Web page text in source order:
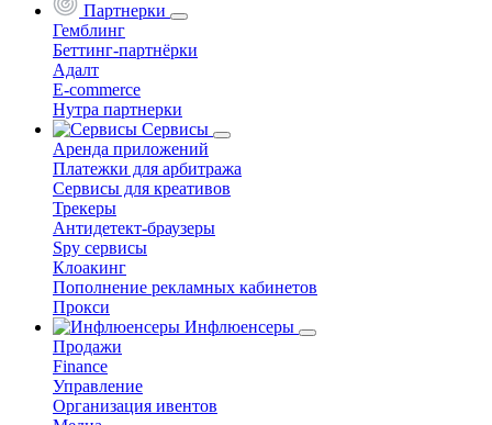
Партнерки
Гемблинг
Беттинг-партнёрки
Адалт
E-commerce
Нутра партнерки
Сервисы
Аренда приложений
Платежки для арбитража
Сервисы для креативов
Трекеры
Антидетект-браузеры
Spy сервисы
Клоакинг
Пополнение рекламных кабинетов
Прокси
Инфлюенсеры
Продажи
Finance
Управление
Организация ивентов